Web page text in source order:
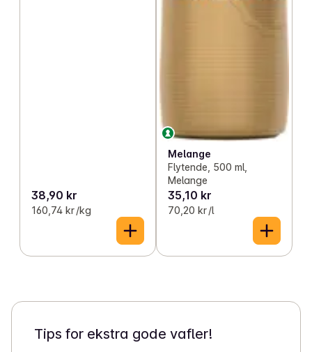
38,90 kr
160,74 kr /kg
Melange
Flytende, 500 ml,
Melange
35,10 kr
70,20 kr /l
Tips for ekstra gode vafler!